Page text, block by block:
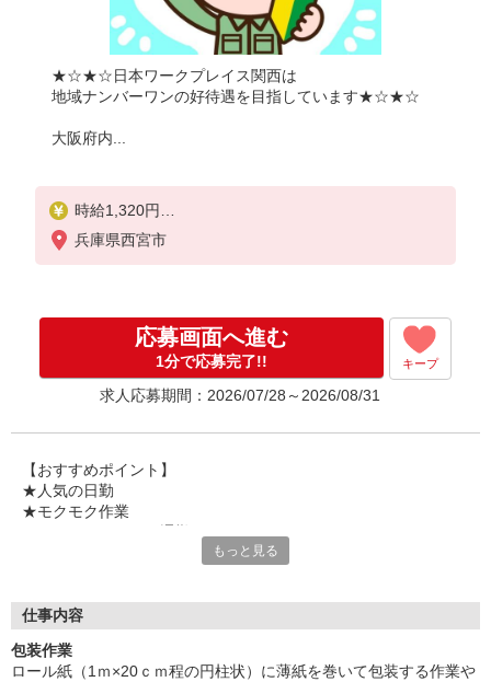
★☆★☆日本ワークプレイス関西は
地域ナンバーワンの好待遇を目指しています★☆★☆
大阪府内...
時給1,320円
月収例：
残業が月に40時間だった場合、22万円以上可！
別途 交通費全額支給
兵庫県西宮市
応募画面へ進む
1分で応募完了!! キープ
求人応募期間：2026/07/28～2026/08/31
【おすすめポイント】
★人気の日勤
★モクモク作業
気になることやご質問はお問い合わせだけも大歓迎☆彡
もっと見る
仕事内容
包装作業
ロール紙（1ｍ×20ｃｍ程の円柱状）に薄紙を巻いて包装する作業や